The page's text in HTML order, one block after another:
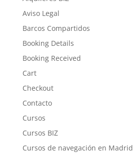
Aviso Legal
Barcos Compartidos
Booking Details
Booking Received
Cart
Checkout
Contacto
Cursos
Cursos BIZ
Cursos de navegación en Madrid